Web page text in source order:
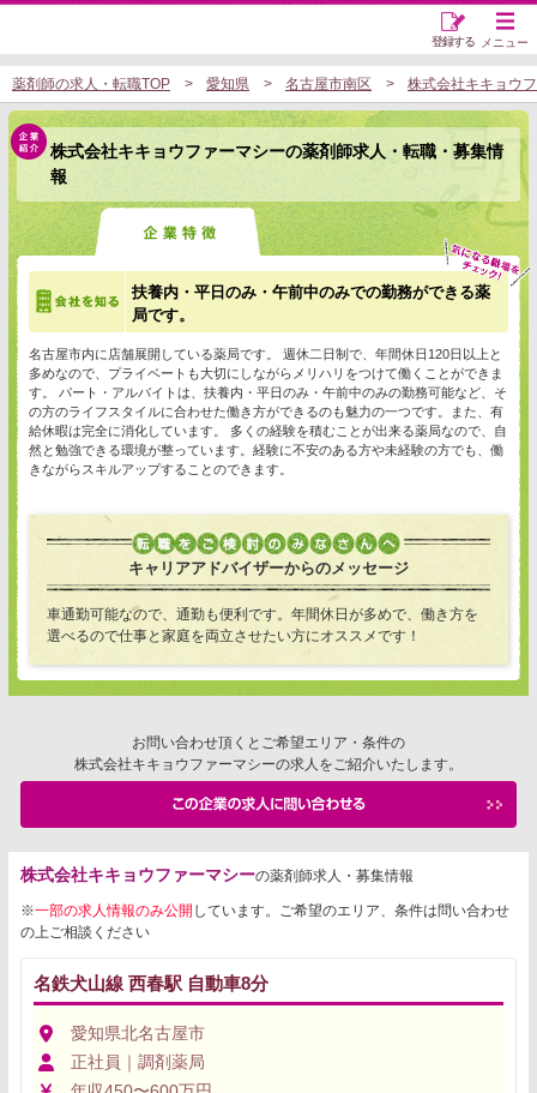
メニュー
登録する
薬剤師の求人・転職TOP 愛知県 名古屋市南区 株式会社キキョウ
株式会社キキョウファーマシーの薬剤師求人・転職・募集情
報
扶養内・平日のみ・午前中のみでの勤務ができる薬
局です。
名古屋市内に店舗展開している薬局です。 週休二日制で、年間休日120日以上と
多めなので、プライベートも大切にしながらメリハリをつけて働くことができま
す。 パート・アルバイトは、扶養内・平日のみ・午前中のみの勤務可能など、そ
の方のライフスタイルに合わせた働き方ができるのも魅力の一つです。また、有
給休暇は完全に消化しています。 多くの経験を積むことが出来る薬局なので、自
然と勉強できる環境が整っています。経験に不安のある方や未経験の方でも、働
きながらスキルアップすることのできます。
キャリアアドバイザーからのメッセージ
車通勤可能なので、通勤も便利です。年間休日が多めで、働き方を
選べるので仕事と家庭を両立させたい方にオススメです！
お問い合わせ頂くとご希望エリア・条件の
株式会社キキョウファーマシーの求人をご紹介いたします。
株式会社キキョウファーマシーの薬剤師求人・募集情報
※一部の求人情報のみ公開 しています。ご希望のエリア、条件は問い合わせ
の上ご相談ください
名鉄犬山線 西春駅 自動車8分
愛知県北名古屋市
正社員｜調剤薬局